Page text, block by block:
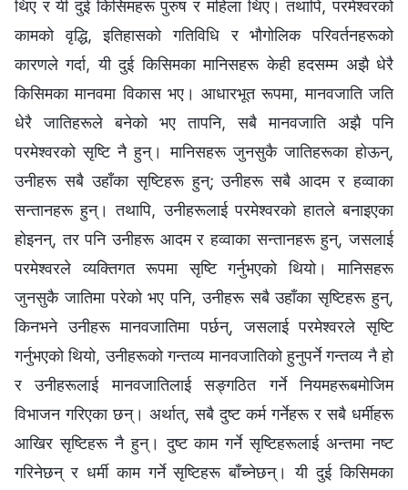
थिए र यी दुई किसिमहरू पुरुष र महिला थिए। तथापि, परमेश्‍वरको
कामको वृद्धि, इतिहासको गतिविधि र भौगोलिक परिवर्तनहरूको
कारणले गर्दा, यी दुई किसिमका मानिसहरू केही हदसम्म अझै धेरै
किसिमका मानवमा विकास भए। आधारभूत रूपमा, मानवजाति जति
धेरै जातिहरूले बनेको भए तापनि, सबै मानवजाति अझै पनि
परमेश्‍वरको सृष्टि नै हुन्। मानिसहरू जुनसुकै जातिहरूका होऊन्,
उनीहरू सबै उहाँका सृष्टिहरू हुन्; उनीहरू सबै आदम र हव्वाका
सन्तानहरू हुन्। तथापि, उनीहरूलाई परमेश्‍वरको हातले बनाइएका
होइनन्, तर पनि उनीहरू आदम र हव्वाका सन्तानहरू हुन्, जसलाई
परमेश्‍वरले व्यक्तिगत रूपमा सृष्टि गर्नुभएको थियो। मानिसहरू
जुनसुकै जातिमा परेको भए पनि, उनीहरू सबै उहाँका सृष्टिहरू हुन्,
किनभने उनीहरू मानवजातिमा पर्छन्, जसलाई परमेश्‍वरले सृष्टि
गर्नुभएको थियो, उनीहरूको गन्तव्य मानवजातिको हुनुपर्ने गन्तव्य नै हो
र उनीहरूलाई मानवजातिलाई सङ्गठित गर्ने नियमहरूबमोजिम
विभाजन गरिएका छन्। अर्थात्, सबै दुष्ट कर्म गर्नेहरू र सबै धर्मीहरू
आखिर सृष्टिहरू नै हुन्। दुष्ट काम गर्ने सृष्टिहरूलाई अन्तमा नष्ट
गरिनेछन् र धर्मी काम गर्ने सृष्टिहरू बाँच्नेछन्। यी दुई किसिमका